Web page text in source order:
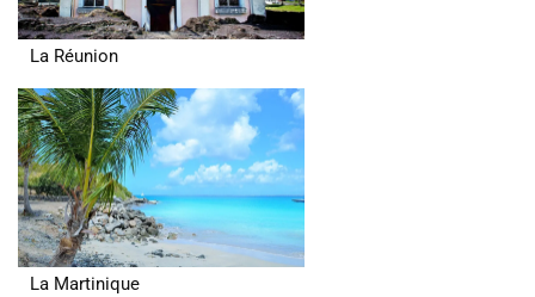
La Réunion
La Martinique